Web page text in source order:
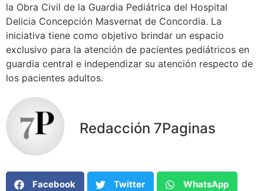
la Obra Civil de la Guardia Pediátrica del Hospital
Delicia Concepción Masvernat de Concordia. La
iniciativa tiene como objetivo brindar un espacio
exclusivo para la atención de pacientes pediátricos en
guardia central e independizar su atención respecto de
los pacientes adultos.
Redacción 7Paginas
Facebook Twitter WhatsApp